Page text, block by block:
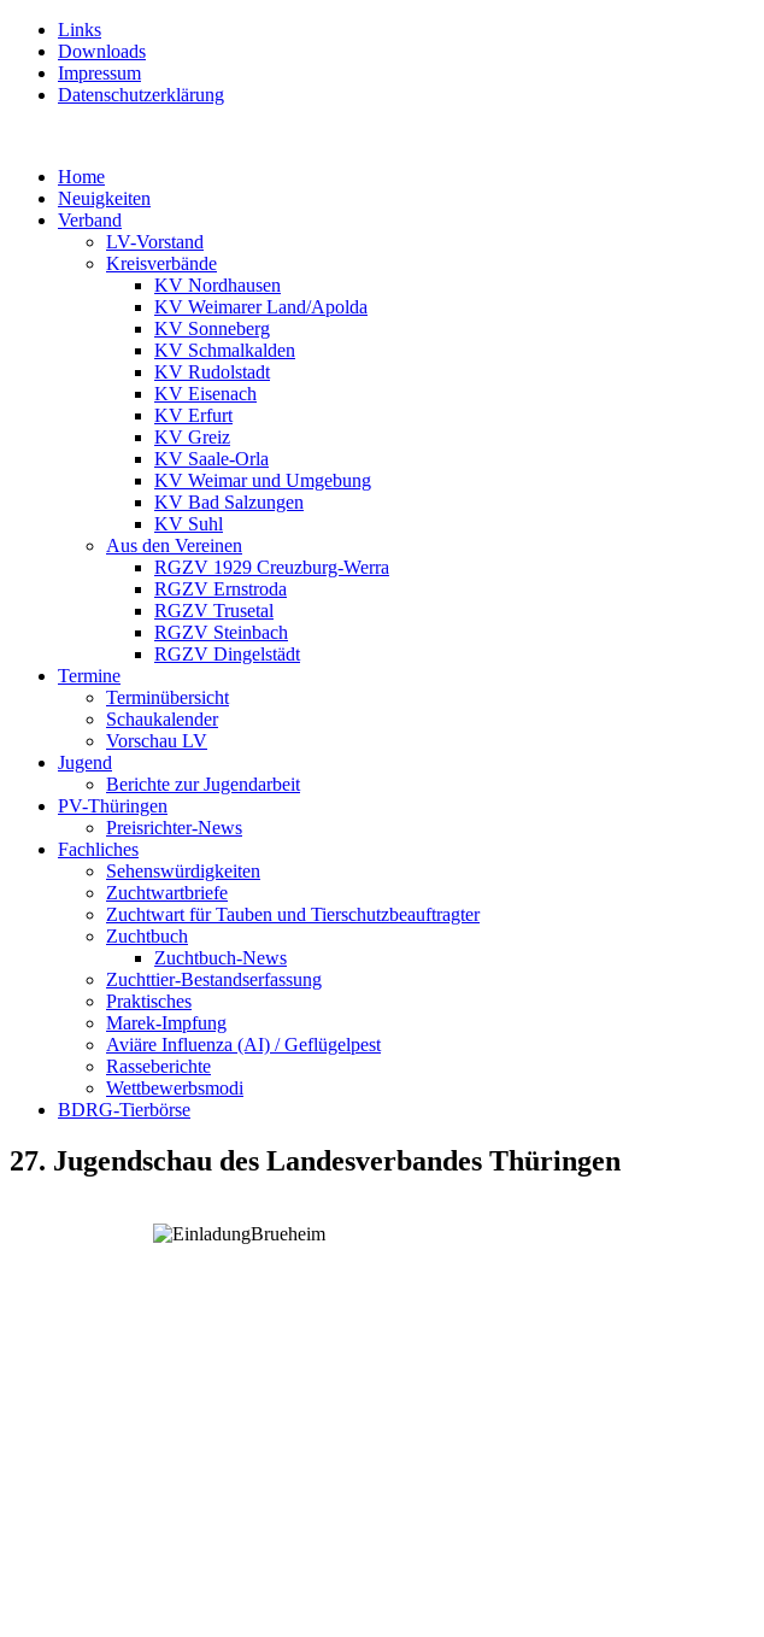
Links
Downloads
Impressum
Datenschutzerklärung
Home
Neuigkeiten
Verband
LV-Vorstand
Kreisverbände
KV Nordhausen
KV Weimarer Land/Apolda
KV Sonneberg
KV Schmalkalden
KV Rudolstadt
KV Eisenach
KV Erfurt
KV Greiz
KV Saale-Orla
KV Weimar und Umgebung
KV Bad Salzungen
KV Suhl
Aus den Vereinen
RGZV 1929 Creuzburg-Werra
RGZV Ernstroda
RGZV Trusetal
RGZV Steinbach
RGZV Dingelstädt
Termine
Terminübersicht
Schaukalender
Vorschau LV
Jugend
Berichte zur Jugendarbeit
PV-Thüringen
Preisrichter-News
Fachliches
Sehenswürdigkeiten
Zuchtwartbriefe
Zuchtwart für Tauben und Tierschutzbeauftragter
Zuchtbuch
Zuchtbuch-News
Zuchttier-Bestandserfassung
Praktisches
Marek-Impfung
Aviäre Influenza (AI) / Geflügelpest
Rasseberichte
Wettbewerbsmodi
BDRG-Tierbörse
27. Jugendschau des Landesverbandes Thüringen